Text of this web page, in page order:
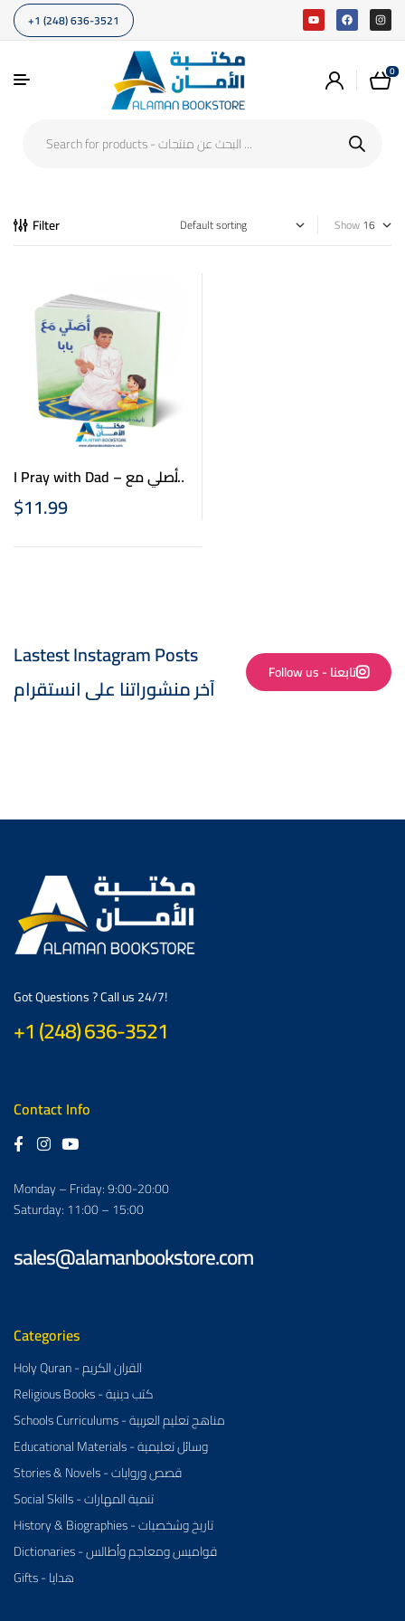
+1 (248) 636-3521
0
Filter Show
I Pray with Dad – أصلي مع
بابا
$11.99
Lastest Instagram Posts
آخر منشوراتنا على انستقرام
Follow us - تابعنا
Got Questions ? Call us 24/7!
+1 (248) 636-3521
Contact Info
Monday – Friday: 9:00-20:00
Saturday: 11:00 – 15:00
sales@alamanbookstore.com
Categories
Holy Quran - القران الكريم
Religious Books - كتب دينية
Schools Curriculums - مناهج تعليم العربية
Educational Materials - وسائل تعليمية
Stories & Novels - قصص وروايات
Social Skills - تنمية المهارات
History & Biographies - تاريخ وشخصيات
Dictionaries - قواميس ومعاجم وأطالس
Gifts - هدايا